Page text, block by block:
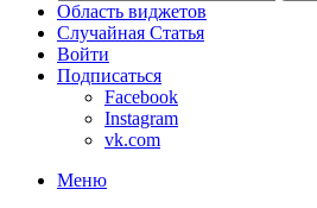
Область виджетов
Случайная Статья
Войти
Подписаться
Facebook
Instagram
vk.com
Меню